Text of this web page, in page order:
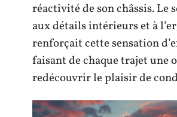
réactivité de son châssis. Le
aux détails intérieurs et à
renforçait cette sensation
faisant de chaque trajet une
redécouvrir le plaisir de